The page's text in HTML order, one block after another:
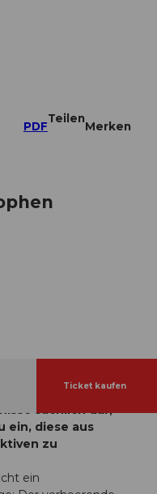
PDF
Teilen
Merken
Ticket kaufen
Katastrophen» stellt
sachlich dar,
ein, diese aus
zu
ein